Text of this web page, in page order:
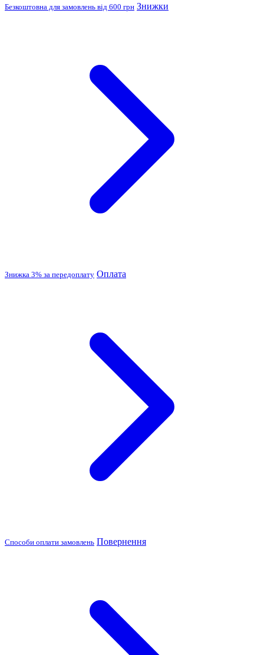
Безкоштовна для замовлень від 600 грн Знижки
Знижка 3% за передоплату Оплата
Способи оплати замовлень Повернення